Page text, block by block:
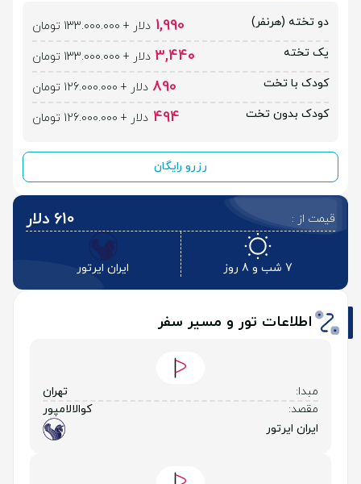
دو تخته (هرنفر) 1,990 دلار + 133.000.000 تومان
یک تخته
3,440 دلار + 133.000.000 تومان
کودک با تخت
890 دلار + 126.000.000 تومان
کودک بدون تخت
494 دلار + 126.000.000 تومان
رزرو رایگان
قیمت از : 610 دلار
7 شب و 8 روز ایران ایرتور
اطلاعات تور و مسیر سفر
مبدا:
تهران
مقصد:
کوالالامپور
ایران ایرتور